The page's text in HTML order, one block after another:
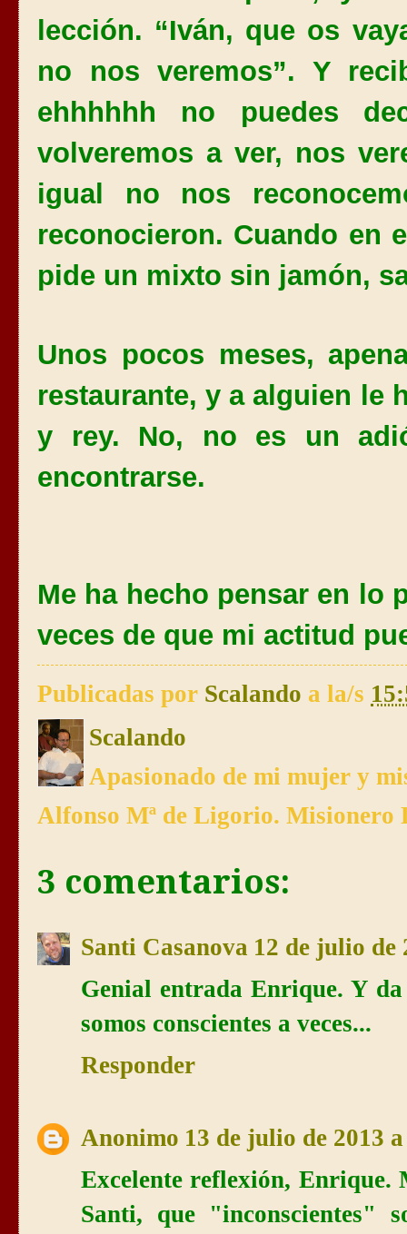
lección. “Iván, que os
no nos veremos”. Y
ehhhhhh no puedes
volveremos a ver, nos
igual no nos
reconocieron. Cuando en
pide un mixto sin jamón,
Unos pocos meses,
restaurante, y a alguien le
y rey. No, no es un
encontrarse.
Me ha hecho pensar en lo
veces de que mi actitud
Publicadas por Scalando a la/s
Scalando
Apasionado de mi mujer y
Alfonso Mª de Ligorio. Misionero
3 comentarios:
Santi Casanova 12 de julio de
Genial entrada Enrique. Y
somos conscientes a veces...
Responder
Anonimo 13 de julio de 2013
Excelente reflexión, Enrique.
Santi, que "inconscientes"